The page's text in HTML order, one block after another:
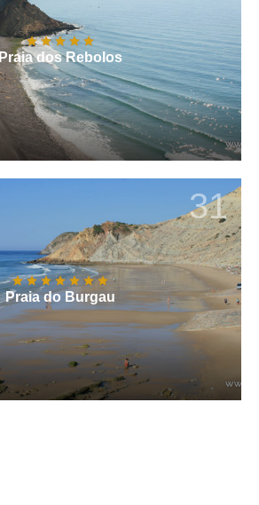
Praia dos Rebolos
31
Praia do Burgau